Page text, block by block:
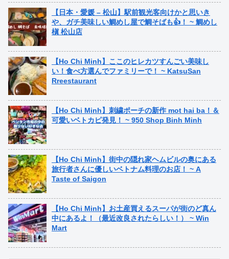
【日本・愛媛 – 松山】駅前観光客向けかと思いき
や、ガチ美味しい鯛めし屋で鯛そばも👍！ ~ 鯛めし
槇 松山店
【Ho Chi Minh】ここのヒレカツすんごい美味し
い！食べ方選んでファミリーで！ ~ KatsuSan
Rreestaurant
【Ho Chi Minh】刺繍ポーチの新作 mot hai ba！＆
可愛いベトカピ発見！ ~ 950 Shop Binh Minh
【Ho Chi Minh】街中の隠れ家ヘムビルの奥にある
旅行者さんに優しいベトナム料理のお店！ ~ A
Taste of Saigon
【Ho Chi Minh】お土産買えるスーパが街のど真ん
中にあるよ！（最近改良されたらしい！） ~ Win
Mart